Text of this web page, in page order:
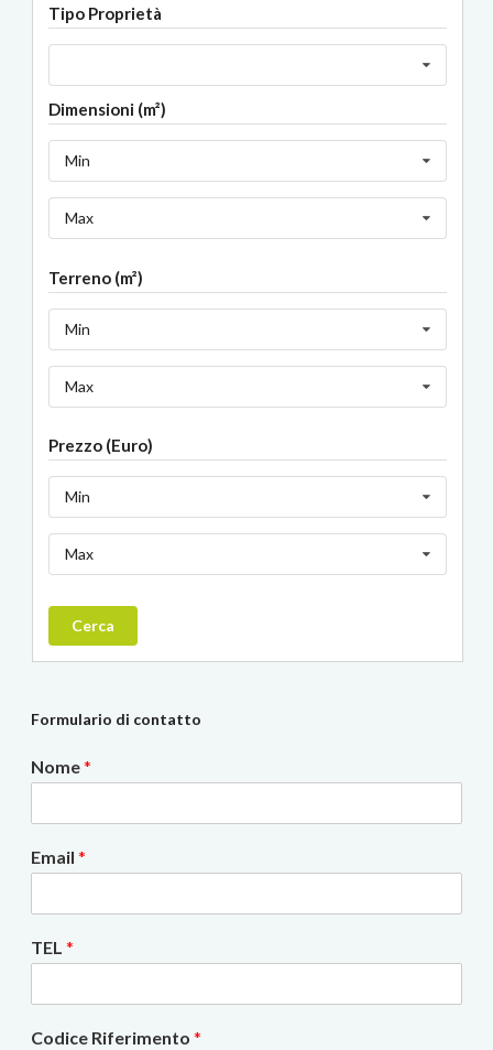
Tipo Proprietà
Dimensioni (m²)
Min
Max
Terreno (m²)
Min
Max
Prezzo (Euro)
Min
Max
Cerca
Formulario di contatto
Nome*
Email *
TEL *
Codice Riferimento *